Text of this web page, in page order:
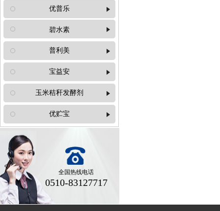
宝肠安水产专用
优普乐
优普乐
碧水素
碧水素
普利美
普利美
宝益安
宝益安
玉米秸秆发酵剂
玉米秸秆发酵剂
优贮宝
全国热线电话
0510-83127717